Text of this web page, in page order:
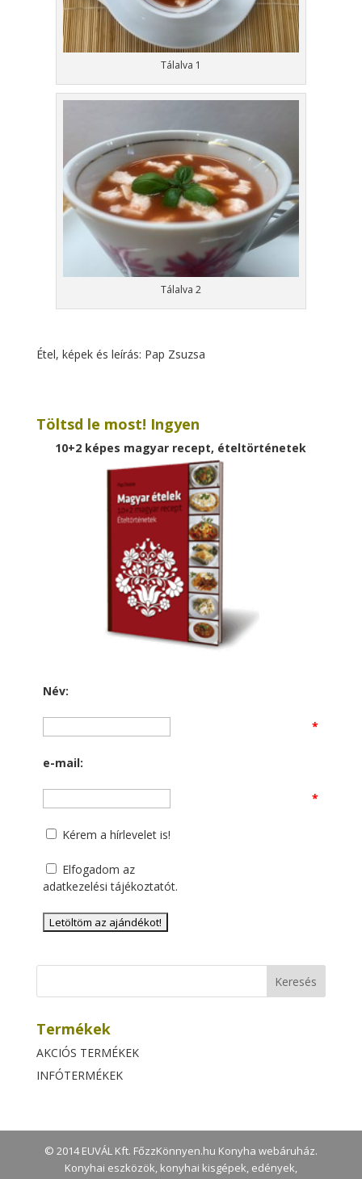
Tálalva 1
Tálalva 2
Étel, képek és leírás: Pap Zsuzsa
Töltsd le most! Ingyen
10+2 képes magyar recept, ételtörténetek
Név:
*
e-mail:
*
Kérem a hírlevelet is!
Elfogadom az
adatkezelési tájékoztatót.
Termékek
AKCIÓS TERMÉKEK
INFÓTERMÉKEK
© 2014 EUVÁL Kft. FőzzKönnyen.hu Konyha webáruház.
Konyhai eszközök, konyhai kisgépek, edények,